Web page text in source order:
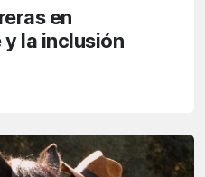
en
la inclusión